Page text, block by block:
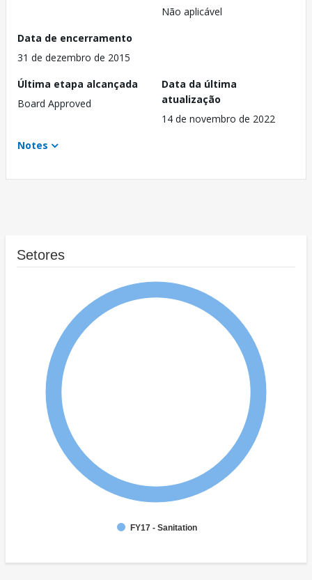
Não aplicável
Data de encerramento
31 de dezembro de 2015
Última etapa alcançada
Board Approved
Data da última
atualização
14 de novembro de 2022
Notes
Setores
FY17 - Sanitation